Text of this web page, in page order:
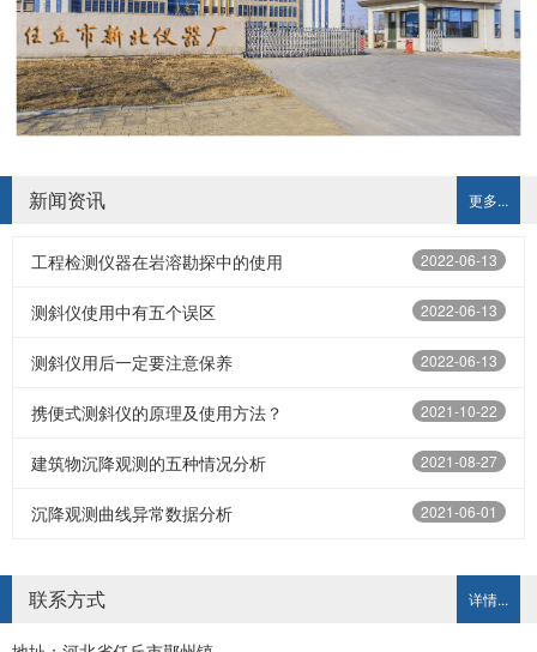
更多...
新闻资讯
2022-06-13
工程检测仪器在岩溶勘探中的使用
2022-06-13
测斜仪使用中有五个误区
2022-06-13
测斜仪用后一定要注意保养
2021-10-22
携便式测斜仪的原理及使用方法？
2021-08-27
建筑物沉降观测的五种情况分析
2021-06-01
沉降观测曲线异常数据分析
详情...
联系方式